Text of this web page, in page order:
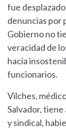
fue
denuncias por
Gobierno no
veracidad de
hacía
funcionarios.
Vilches,
Salvador,
y sindical,